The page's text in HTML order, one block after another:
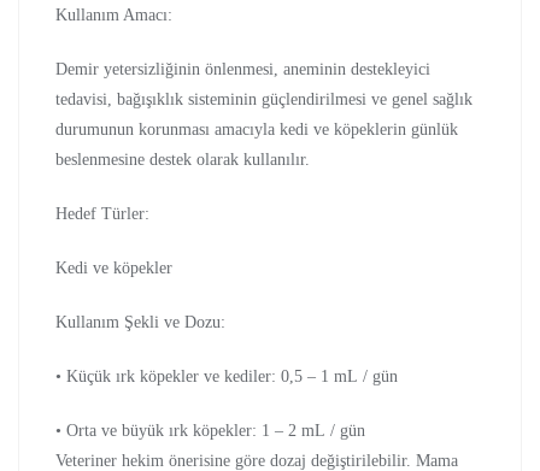
Kullanım Amacı:
Demir yetersizliğinin önlenmesi, aneminin destekleyici
tedavisi, bağışıklık sisteminin güçlendirilmesi ve genel sağlık
durumunun korunması amacıyla kedi ve köpeklerin günlük
beslenmesine destek olarak kullanılır.
Hedef Türler:
Kedi ve köpekler
Kullanım Şekli ve Dozu:
• Küçük ırk köpekler ve kediler: 0,5 – 1 mL / gün
• Orta ve büyük ırk köpekler: 1 – 2 mL / gün
Veteriner hekim önerisine göre dozaj değiştirilebilir. Mama